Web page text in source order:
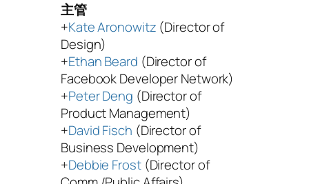
主管
+Kate Aronowitz (Director of
Design)
+Ethan Beard (Director of
Facebook Developer Network)
+Peter Deng (Director of
Product Management)
+David Fisch (Director of
Business Development)
+Debbie Frost(Director of